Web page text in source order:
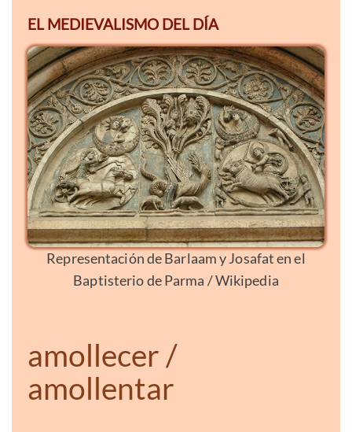
EL MEDIEVALISMO DEL DÍA
Representación de Barlaam y Josafat en el
Baptisterio de Parma / Wikipedia
amollecer /
amollentar